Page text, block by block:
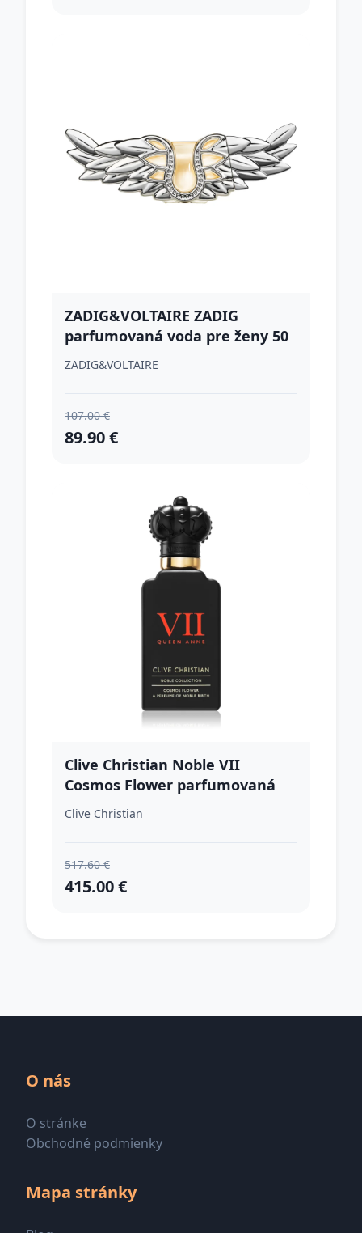
ZADIG&VOLTAIRE ZADIG
parfumovaná voda pre ženy 50
ml
ZADIG&VOLTAIRE
107.00 €
89.90 €
Clive Christian Noble VII
Cosmos Flower parfumovaná
voda pre ženy 50 ml
Clive Christian
517.60 €
415.00 €
O nás
O stránke
Obchodné podmienky
Mapa stránky